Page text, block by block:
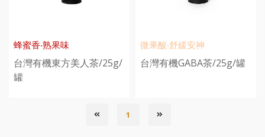
蜂蜜香‧熟果味
台灣有機東方美人茶/25g/
罐
微果酸‧舒緩安神
台灣有機GABA茶/25g/罐
1